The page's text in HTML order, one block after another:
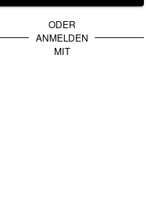
ODER
ANMELDEN
MIT